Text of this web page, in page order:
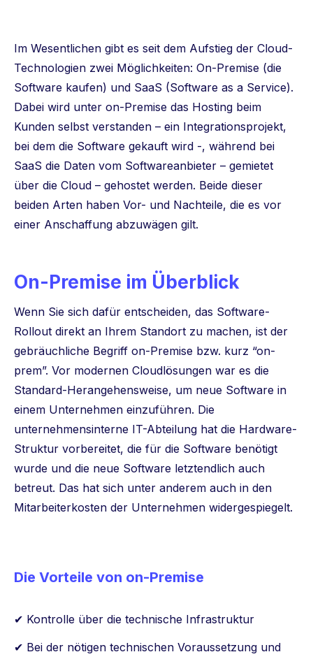
Im Wesentlichen gibt es seit dem Aufstieg der Cloud-
Technologien zwei Möglichkeiten: On-Premise (die
Software kaufen) und SaaS (Software as a Service).
Dabei wird unter on-Premise das Hosting beim
Kunden selbst verstanden – ein Integrationsprojekt,
bei dem die Software gekauft wird -, während bei
SaaS die Daten vom Softwareanbieter – gemietet
über die Cloud – gehostet werden. Beide dieser
beiden Arten haben Vor- und Nachteile, die es vor
einer Anschaffung abzuwägen gilt.
On-Premise im Überblick
Wenn Sie sich dafür entscheiden, das Software-
Rollout direkt an Ihrem Standort zu machen, ist der
gebräuchliche Begriff on-Premise bzw. kurz “on-
prem”. Vor modernen Cloudlösungen war es die
Standard-Herangehensweise, um neue Software in
einem Unternehmen einzuführen. Die
unternehmensinterne IT-Abteilung hat die Hardware-
Struktur vorbereitet, die für die Software benötigt
wurde und die neue Software letztendlich auch
betreut. Das hat sich unter anderem auch in den
Mitarbeiterkosten der Unternehmen widergespiegelt.
Die Vorteile von on-Premise
✔ Kontrolle über die technische Infrastruktur
✔ Bei der nötigen technischen Voraussetzung und